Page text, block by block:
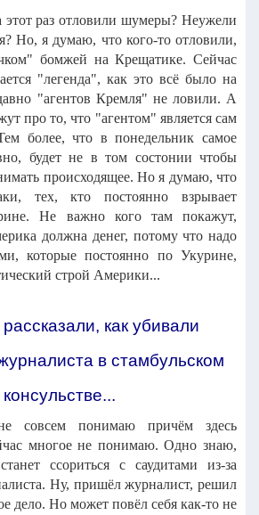
этот раз отловили шумеры? Неужели
Но, я думаю, что кого-то отловили,
бомжей на Крещатике. Сейчас
"легенда", как это всё было на
"агентов Кремля" не ловили. А
про то, что "агентом" является сам
более, что в понедельник самое
будет не в том состонии чтобы
происходящее. Но я думаю, что
тех, кто постоянно взрывает
Не важно кого там покажут,
должна денег, потому что надо
которые постоянно по Укурине,
строй Америки...
как убивали
в стамбульском
консульстве...
совсем понимаю причём здесь
многое не понимаю. Одно знаю,
ссориться с саудитами из-за
Ну, пришёл журналист, решил
дело. Но может повёл себя как-то не